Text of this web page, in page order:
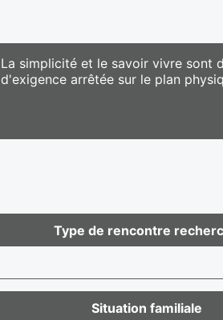
La simplicité et le savoir vivre sont
d'exigence arrêtée sur le plan
Type de rencontre
Situation familiale